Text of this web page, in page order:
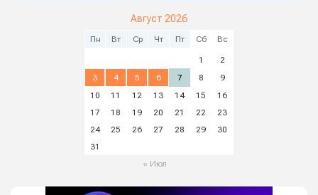
Август 2026
Пн Вт Ср Чт Пт Сб Вс
1
2
3
4 5 6 7 8
9
10
11 12 13 14 15
16
17
18 19 20 21 22
23
24
25 26 27 28 29
30
31
« Июл